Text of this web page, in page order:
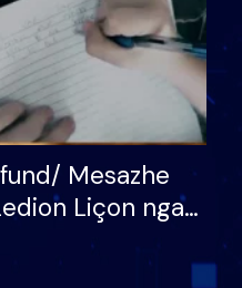
Mesazhe
Liçon nga
moderatori
Nuk meritoj…